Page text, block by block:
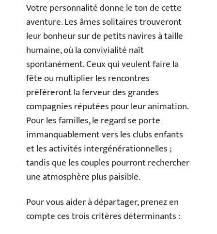
Votre personnalité donne le ton de cette
aventure. Les âmes solitaires trouveront
leur bonheur sur de petits navires à taille
humaine, où la convivialité naît
spontanément. Ceux qui veulent faire la
fête ou multiplier les rencontres
préféreront la ferveur des grandes
compagnies réputées pour leur animation.
Pour les familles, le regard se porte
immanquablement vers les clubs enfants
et les activités intergénérationnelles ;
tandis que les couples pourront rechercher
une atmosphère plus paisible.
Pour vous aider à départager, prenez en
compte ces trois critères déterminants :